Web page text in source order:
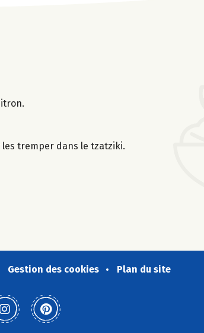
tremper dans le tzatziki.
Gestion des cookies Plan du site